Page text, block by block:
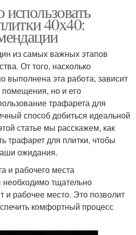
40x40:
из самых важных этапов
От того, насколько
выполнена эта работа, зависит
но и его
трафарета для
способ добиться идеальной
статье мы расскажем, как
трафарет для плитки, чтобы
ожидания.
и рабочего места
тщательно
и рабочее место. Это позволит
комфортный процесс